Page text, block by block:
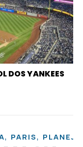
DOS YANKEES
, PARIS,